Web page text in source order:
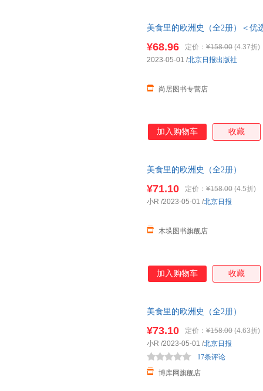
刻记忆，为后续进行系统化的
子觉得历史枯燥乏味的刻板印
理解的小块信息搭配全景漫画
美食里的欧洲史（全2册）＜优
¥68.96 定价： ¥158.00 (4.37折)
尚居图书专营店
2023-05-01 /北京日报出版社
加入购物车 收藏
美食里的欧洲史（全2册）
¥71.10 定价： ¥158.00 (4.5折)
木垛图书旗舰店
小R /2023-05-01 /北京日报
加入购物车 收藏
美食里的欧洲史（全2册）
¥73.10 定价： ¥158.00 (4.63折)
博库网旗舰店
17条评论
小R /2023-05-01 /北京日报